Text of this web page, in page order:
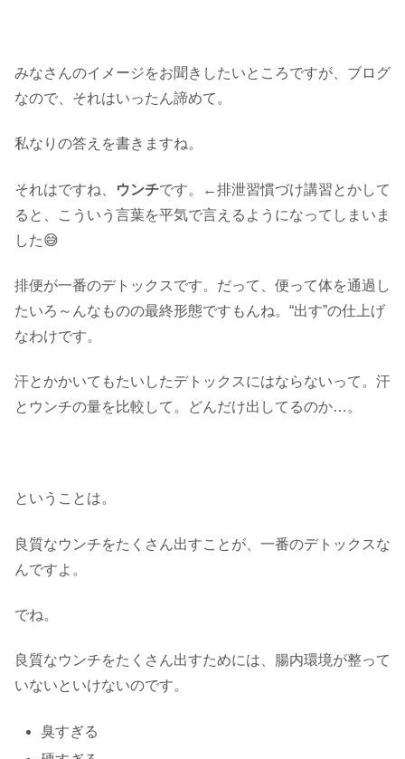
みなさんのイメージをお聞きしたいところですが、ブログ
なので、それはいったん諦めて。
私なりの答えを書きますね。
それはですね、 ウンチです。←排泄習慣づけ講習とかして
ると、こういう言葉を平気で言えるようになってしまいま
した😅
排便が一番のデトックスです。だって、便って体を通過し
たいろ～んなものの最終形態ですもんね。“出す”の仕上げ
なわけです。
汗とかかいてもたいしたデトックスにはならないって。汗
とウンチの量を比較して。どんだけ出してるのか…。
ということは。
良質なウンチをたくさん出すことが、一番のデトックスな
んですよ。
でね。
良質なウンチをたくさん出すためには、腸内環境が整って
いないといけないのです。
臭すぎる